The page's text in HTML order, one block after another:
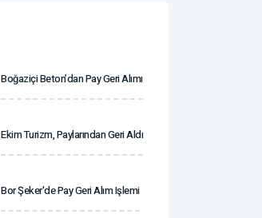
Boğaziçi Beton’dan Pay Geri Alımı
Ekim Turizm, Paylarından Geri Aldı
Bor Şeker'de Pay Geri Alım Işlemi